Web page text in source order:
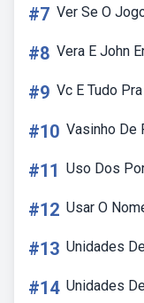
#7 Ver Se O
#8 Vera E John
#9 Vc E Tudo
#10 Vasinho De
#11 Uso Dos
#12 Usar O
#13 Unidades
#14 Unidades